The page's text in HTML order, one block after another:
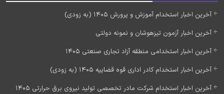
آخرین اخبار استخدام آموزش و پرورش 1405 (به زودی)
آخرین اخبار آزمون تیزهوشان و نمونه دولتی
آخرین اخبار استخدامی منطقه آزاد تجاری صنعتی 1405
آخرین اخبار استخدام کادر اداری قوه قضاییه 1405 (به زودی)
آخرین اخبار استخدام شرکت مادر تخصصی تولید نیروی برق حرارتی 1405